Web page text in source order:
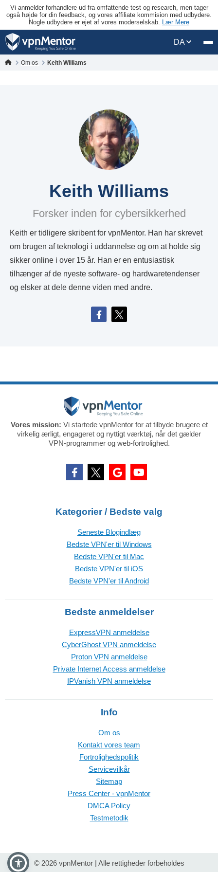
Vi anmelder forhandlere ud fra omfattende test og research, men tager
også højde for din feedback, og vores affiliate kommision med udbydere.
Nogle udbydere er ejet af vores moderselskab. Lær Mere
DA
Om os Keith Williams
Keith Williams
Forsker inden for cybersikkerhed
Keith er tidligere skribent for vpnMentor. Han har skrevet
om brugen af teknologi i uddannelse og om at holde sig
sikker online i over 15 år. Han er en entusiastisk
tilhænger af de nyeste software- og hardwaretendenser
og elsker at dele denne viden med andre.
Vores mission: Vi startede vpnMentor for at tilbyde brugere et
virkelig ærligt, engageret og nyttigt værktøj, når det gælder
VPN-programmer og web-fortrolighed.
Kategorier / Bedste valg
Seneste Blogindlæg
Bedste VPN'er til Windows
Bedste VPN'er til Mac
Bedste VPN'er til iOS
Bedste VPN'er til Android
Bedste anmeldelser
ExpressVPN anmeldelse
CyberGhost VPN anmeldelse
Proton VPN anmeldelse
Private Internet Access anmeldelse
IPVanish VPN anmeldelse
Info
Om os
Kontakt vores team
Fortrolighedspolitik
Servicevilkår
Sitemap
Press Center - vpnMentor
DMCA Policy
Testmetodik
© 2026 vpnMentor | Alle rettigheder forbeholdes